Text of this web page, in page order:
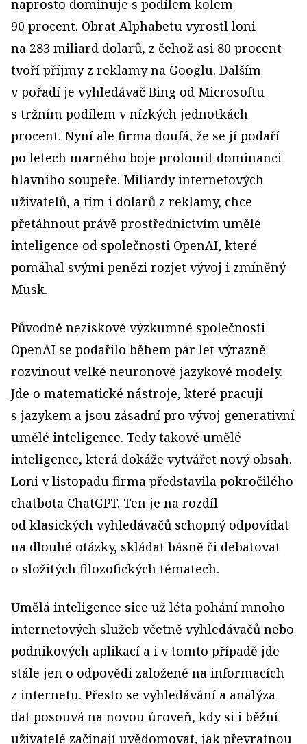
naprosto dominuje s podílem kolem
90 procent. Obrat Alphabetu vyrostl loni
na 283 miliard dolarů, z čehož asi 80 procent
tvoří příjmy z reklamy na Googlu. Dalším
v pořadí je vyhledávač Bing od Microsoftu
s tržním podílem v nízkých jednotkách
procent. Nyní ale firma doufá, že se jí podaří
po letech marného boje prolomit dominanci
hlavního soupeře. Miliardy internetových
uživatelů, a tím i dolarů z reklamy, chce
přetáhnout právě prostřednictvím umělé
inteligence od společnosti OpenAI, které
pomáhal svými penězi rozjet vývoj i zmíněný
Musk.
Původně neziskové výzkumné společnosti
OpenAI se podařilo během pár let výrazně
rozvinout velké neuronové jazykové modely.
Jde o matematické nástroje, které pracují
s jazykem a jsou zásadní pro vývoj generativní
umělé inteligence. Tedy takové umělé
inteligence, která dokáže vytvářet nový obsah.
Loni v listopadu firma představila pokročilého
chatbota ChatGPT. Ten je na rozdíl
od klasických vyhledávačů schopný odpovídat
na dlouhé otázky, skládat básně či debatovat
o složitých filozofických tématech.
Umělá inteligence sice už léta pohání mnoho
internetových služeb včetně vyhledávačů nebo
podnikových aplikací a i v tomto případě jde
stále jen o odpovědi založené na informacích
z internetu. Přesto se vyhledávání a analýza
dat posouvá na novou úroveň, kdy si i běžní
uživatelé začínají uvědomovat, jak převratnou